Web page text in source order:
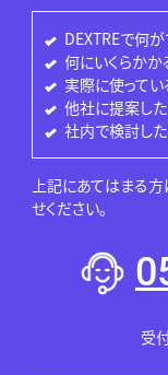
DEXTREで何
何にいくらか
実際に使って
他社に提案し
社内で検討し
上記にあてはまる
せください。
受